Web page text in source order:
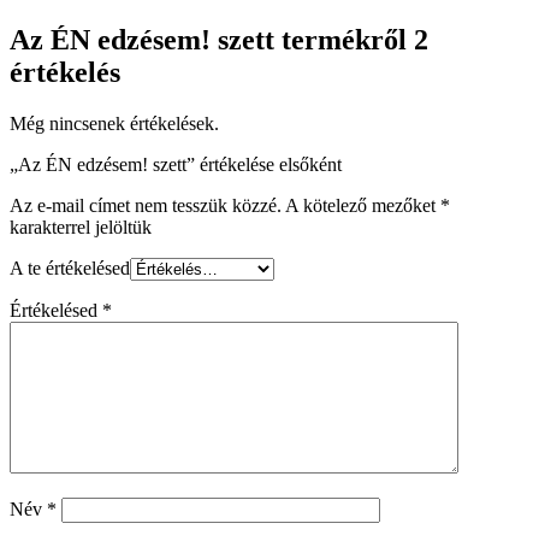
Az ÉN edzésem! szett termékről 2
értékelés
Még nincsenek értékelések.
„Az ÉN edzésem! szett” értékelése elsőként
Az e-mail címet nem tesszük közzé. A kötelező mezőket *
karakterrel jelöltük
A te értékelésed
Értékelésed *
Név *